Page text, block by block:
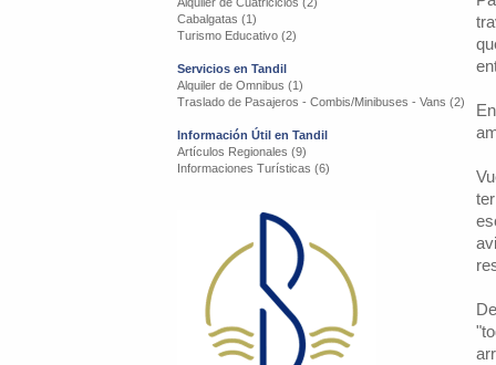
Cabalgatas (1)
Turismo Educativo (2)
Servicios en Tandil
Alquiler de Omnibus (1)
Traslado de Pasajeros - Combis/Minibuses - Vans (2)
Información Útil en Tandil
Artículos Regionales (9)
Informaciones Turísticas (6)